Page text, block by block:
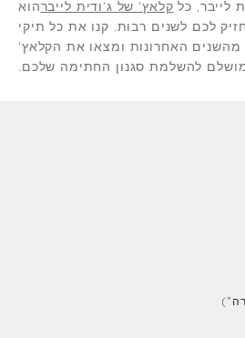
לייבר, כל קלאץ' של ג'ודית לייברהוא
לכם לשנים רבות. קנו את כל תיקי
מהשנים האחרונות ומצאו את הקלאץ'
להשלמת סגנון החתימה שלכם.